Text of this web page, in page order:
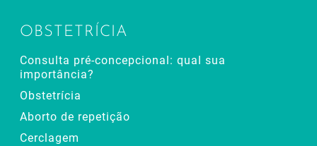
OBSTETRÍCIA
Consulta pré-concepcional: qual sua
importância?
Obstetrícia
Aborto de repetição
Cerclagem